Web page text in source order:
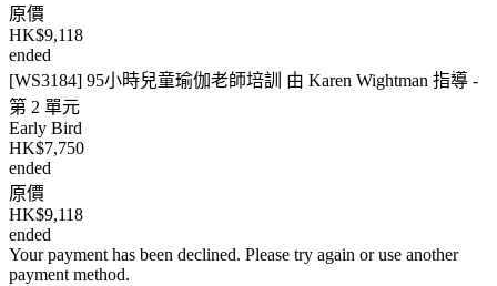
原價
HK$9,118
ended
[WS3184] 95小時兒童瑜伽老師培訓 由 Karen Wightman 指導 -
第 2 單元
Early Bird
HK$7,750
ended
原價
HK$9,118
ended
Your payment has been declined. Please try again or use another
payment method.